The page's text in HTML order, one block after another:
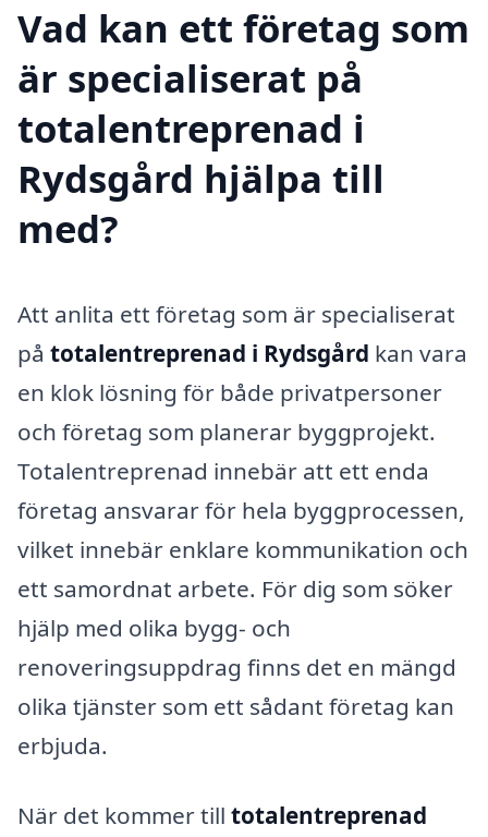
Vad kan ett företag som
är specialiserat på
totalentreprenad i
Rydsgård hjälpa till
med?
Att anlita ett företag som är specialiserat
på totalentreprenad i Rydsgård kan vara
en klok lösning för både privatpersoner
och företag som planerar byggprojekt.
Totalentreprenad innebär att ett enda
företag ansvarar för hela byggprocessen,
vilket innebär enklare kommunikation och
ett samordnat arbete. För dig som söker
hjälp med olika bygg- och
renoveringsuppdrag finns det en mängd
olika tjänster som ett sådant företag kan
erbjuda.
När det kommer till totalentreprenad